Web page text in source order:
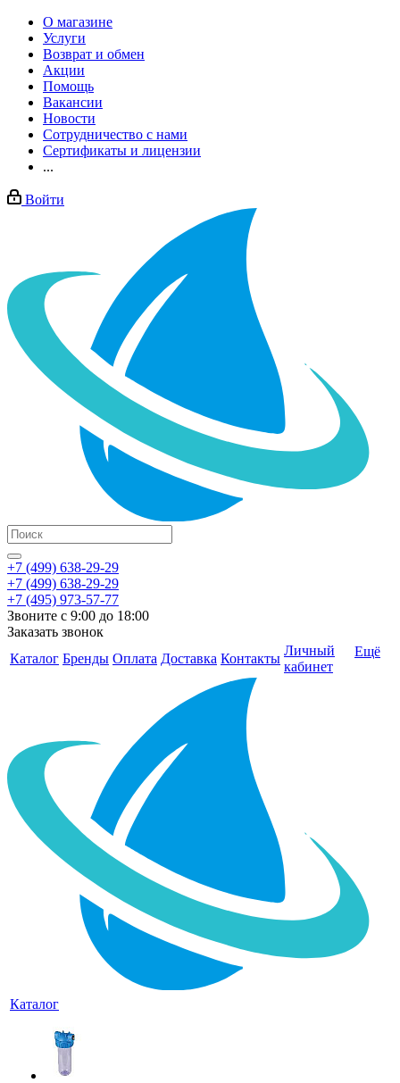
О магазине
Услуги
Возврат и обмен
Акции
Помощь
Вакансии
Новости
Сотрудничество с нами
Сертификаты и лицензии
...
Войти
+7 (499) 638-29-29
+7 (499) 638-29-29
+7 (495) 973-57-77
Звоните с 9:00 до 18:00
Заказать звонок
Каталог Бренды Оплата Доставка Контакты
Личный
кабинет
Ещё
Каталог